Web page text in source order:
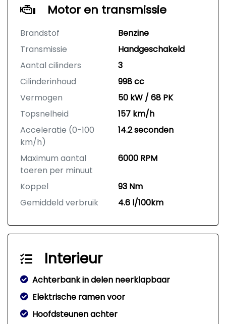
Motor en transmissie
Brandstof
Benzine
Transmissie
Handgeschakeld
Aantal cilinders
3
Cilinderinhoud
998 cc
Vermogen
50 kW / 68 PK
Topsnelheid
157 km/h
Acceleratie (0-100
km/h)
14.2 seconden
Maximum aantal
toeren per minuut
6000 RPM
Koppel
93 Nm
Gemiddeld verbruik
4.6 l/100km
Interieur
Achterbank in delen neerklapbaar
Elektrische ramen voor
Hoofdsteunen achter